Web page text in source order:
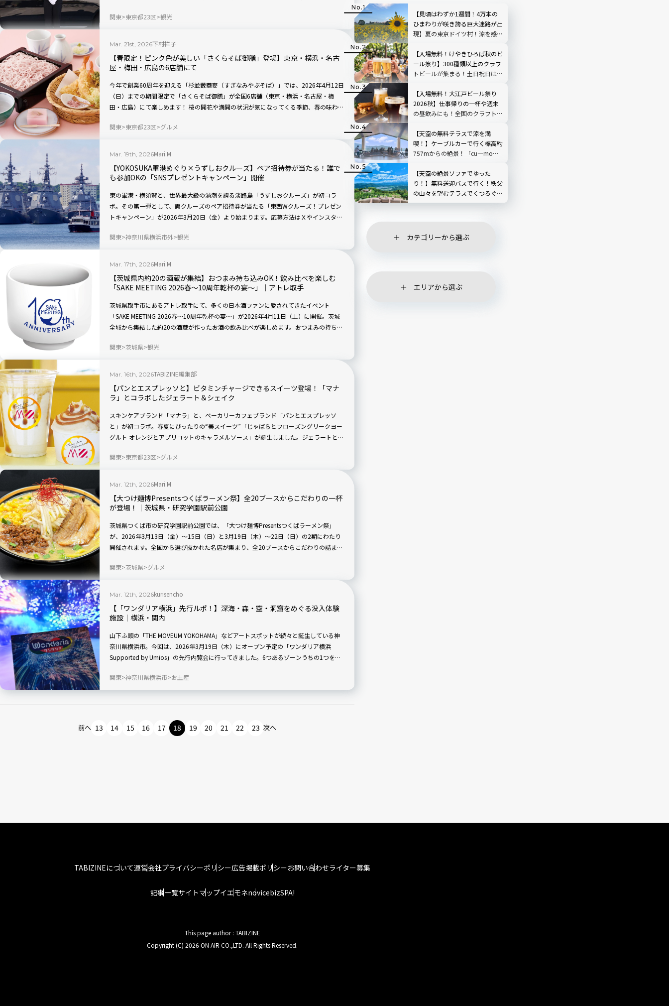
関東 東京都23区 観光
Mar. 21st, 2026下村祥子
【春限定！ピンク色が美しい「さくらそば御膳」登場】東京・横浜・名古
屋・梅田・広島の6店舗にて
今年で創業60周年を迎える「杉並藪蕎麥（すぎなみやぶそば）」では、2026年4月12日
（日）までの期間限定で「さくらそば御膳」が全国6店舗（東京・横浜・名古屋・梅
田・広島）にて楽しめます！ 桜の開花や満開の状況が気になってくる季節、春の味わい
関東 東京都23区 グルメ
Mar. 19th, 2026Mari.M
【YOKOSUKA軍港めぐり×うずしおクルーズ】ペア招待券が当たる！誰で
も参加OKの「SNSプレゼントキャンペーン」開催
東の軍港・横須賀と、世界最大級の渦潮を誇る淡路島「うずしおクルーズ」が初コラ
ボ。その第一弾として、両クルーズのペア招待券が当たる「東西Wクルーズ！プレゼン
トキャンペーン」が2026年3月20日（金）より始まります。応募方法はＸやインスタグ
関東 神奈川県横浜市外 観光
Mar. 17th, 2026Mari.M
【茨城県内約20の酒蔵が集結】おつまみ持ち込みOK！飲み比べを楽しむ
「SAKE MEETING 2026春～10周年乾杯の宴～」｜アトレ取手
茨城県取手市にあるアトレ取手にて、多くの日本酒ファンに愛されてきたイベント
「SAKE MEETING 2026春～10周年乾杯の宴～」が2026年4月11日（土）に開催。茨城
全域から集結した約20の酒蔵が作ったお酒の飲み比べが楽しめます。おつまみの持ち込
く！
関東 茨城県 観光
Mar. 16th, 2026TABIZINE編集部
【パンとエスプレッソと】ビタミンチャージできるスイーツ登場！「マナ
ラ」とコラボしたジェラート＆シェイク
スキンケアブランド「マナラ」と、ベーカリーカフェブランド「パンとエスプレッソ
と」が初コラボ。春夏にぴったりの“美スイーツ”「じゃばらとフローズングリークヨー
グルト オレンジとアプリコットのキャラメルソース」が誕生しました。ジェラートとシ
の「パンとエスプレッソと」系列店舗で楽しめます。
関東 東京都23区 グルメ
Mar. 12th, 2026Mari.M
【大つけ麺博Presentsつくばラーメン祭】全20ブースからこだわりの一杯
が登場！｜茨城県・研究学園駅前公園
茨城県つくば市の研究学園駅前公園では、「大つけ麺博Presentsつくばラーメン祭」
が、2026年3月13日（金）～15日（日）と3月19日（木）～22日（日）の2期にわたり
開催されます。全国から選び抜かれた名店が集まり、全20ブースからこだわりの詰まっ
関東 茨城県 グルメ
Mar. 12th, 2026kurisencho
【「ワンダリア横浜」先行ルポ！】深海・森・空・洞窟をめぐる没入体験
施設｜横浜・関内
山下ふ頭の「THE MOVEUM YOKOHAMA」などアートスポットが続々と誕生している神
奈川県横浜市。今回は、2026年3月19日（木）にオープン予定の「ワンダリア横浜
Supported by Umios」の先行内覧会に行ってきました。6つあるゾーンうちの1つを体
関東 神奈川県横浜市 お土産
前へ 13 14 15 16 17 18 19 20 21 22 23 次へ
【見頃はわずか1週間！4万本の
ひまわりが咲き誇る巨大迷路が出
現】夏の東京ドイツ村！涼を感じ
ケ浦
【入場無料！けやきひろば秋のビ
ール祭り】300種類以上のクラフ
トビールが集まる！土日祝日はア
心【入場無料！大江戸ビール祭り
2026秋】仕事帰りの一杯や週末
の昼飲みにも！全国のクラフトビ
【天空の無料テラスで涼を満
喫！】ケーブルカーで行く標高約
757mからの絶景！「cu―mo箱
【天空の絶景ソファでゆった
り！】無料送迎バスで行く！秩父
の山々を望むテラスでくつろぐ
「SUSABINO TERRACE」を現地
カテゴリーから選ぶ
エリアから選ぶ
TABIZINEについて運営会社プライバシーポリシー広告掲載ポリシーお問い合わせライター募集
記事一覧サイトマップイエモネnovicebizSPA!
This page author : TABIZINE
Copyright (C) 2026 ON AIR CO.,LTD. All Rights Reserved.